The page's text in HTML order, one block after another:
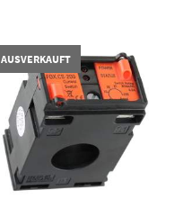
AUSVERKAUFT